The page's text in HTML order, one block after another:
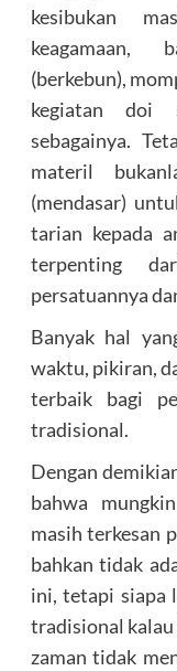
kesibukan
keagamaan,
(berkebun),
kegiatan doi
sebagainya.
materil
(mendasar)
tarian kepada
terpenting
persatuannya
Banyak hal
waktu, pikiran,
terbaik bagi
tradisional.
Dengan
bahwa
masih terkesan
bahkan tidak
ini, tetapi siapa
tradisional kalau
zaman tidak